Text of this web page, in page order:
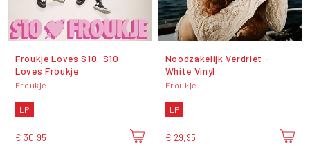
Froukje Loves S10, S10
Loves Froukje
Froukje
LP
€ 30,95
Noodzakelijk Verdriet -
White Vinyl
Froukje
LP
€ 29,95